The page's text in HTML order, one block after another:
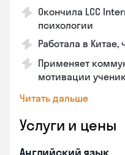
Окончила LCC
психологии
Работала в Китае,
Применяет
мотивации
Читать дальше
Услуги и цены